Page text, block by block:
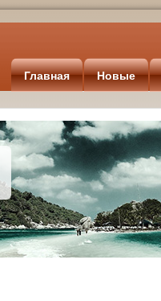
Главная Новые